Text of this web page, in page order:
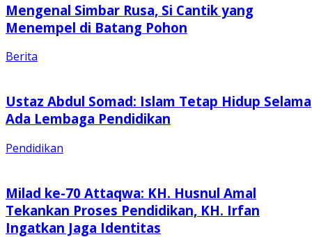
Mengenal Simbar Rusa, Si Cantik yang
Menempel di Batang Pohon
Berita
Ustaz Abdul Somad: Islam Tetap Hidup Selama
Ada Lembaga Pendidikan
Pendidikan
Milad ke-70 Attaqwa: KH. Husnul Amal
Tekankan Proses Pendidikan, KH. Irfan
Ingatkan Jaga Identitas